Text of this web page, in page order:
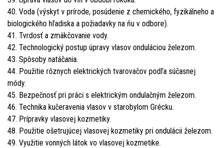
40. Voda (výskyt v prírode, posúdenie z chemického, fyzikálneho a
biologického hľadiska a požiadavky na ňu v odbore).
41. Tvrdosť a zmäkčovanie vody.
42. Technologický postup úpravy vlasov onduláciou železom.
43. Spôsoby natáčania.
44. Použitie rôznych elektrických tvarovačov podľa súčasnej
módy.
45. Bezpečnosť pri práci s elektrickým ondulačným železom.
46. Technika kučeravenia vlasov v starobylom Grécku.
47. Prípravky vlasovej kozmetiky.
48. Použitie ošetrujúcej vlasovej kozmetiky pri ondulácii železom.
49. Využitie vonných látok vo vlasovej kozmetike.